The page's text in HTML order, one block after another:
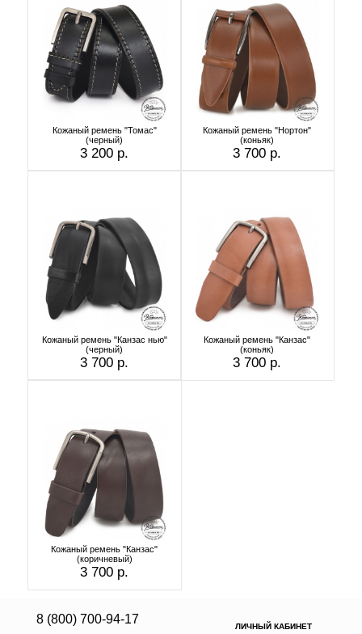
Кожаный ремень "Томас"
(черный)
3 200 р.
Кожаный ремень "Нортон"
(коньяк)
3 700 р.
Кожаный ремень "Канзас нью"
(черный)
3 700 р.
Кожаный ремень "Канзас"
(коньяк)
3 700 р.
Кожаный ремень "Канзас"
(коричневый)
3 700 р.
8 (800) 700-94-17
ЛИЧНЫЙ КАБИНЕТ